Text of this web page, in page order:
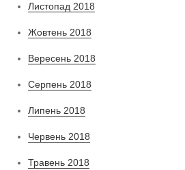
Листопад 2018
Жовтень 2018
Вересень 2018
Серпень 2018
Липень 2018
Червень 2018
Травень 2018